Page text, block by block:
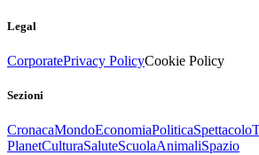
Legal
CorporatePrivacy PolicyCookie Policy
Sezioni
CronacaMondoEconomiaPoliticaSpettacolo
PlanetCulturaSaluteScuolaAnimaliSpazio